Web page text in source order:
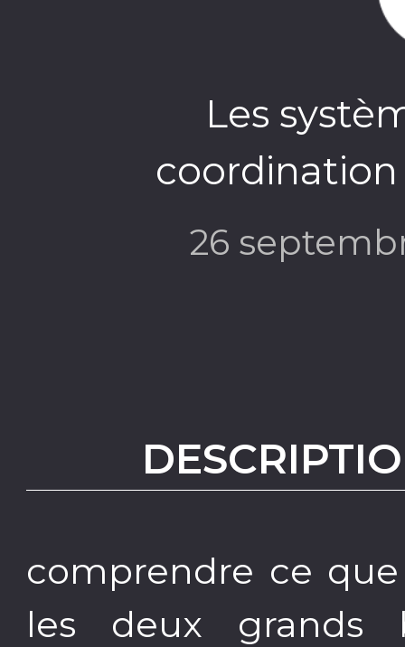
Les
26
comprendre ce que
les deux